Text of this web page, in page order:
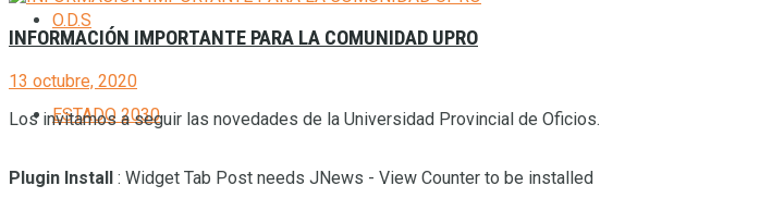
O.D.S
ESTADO 2030
INFORMACIÓN IMPORTANTE PARA LA COMUNIDAD UPRO
13 octubre, 2020
Los invitamos a seguir las novedades de la Universidad Provincial de Oficios.
Plugin Install : Widget Tab Post needs JNews - View Counter to be installed